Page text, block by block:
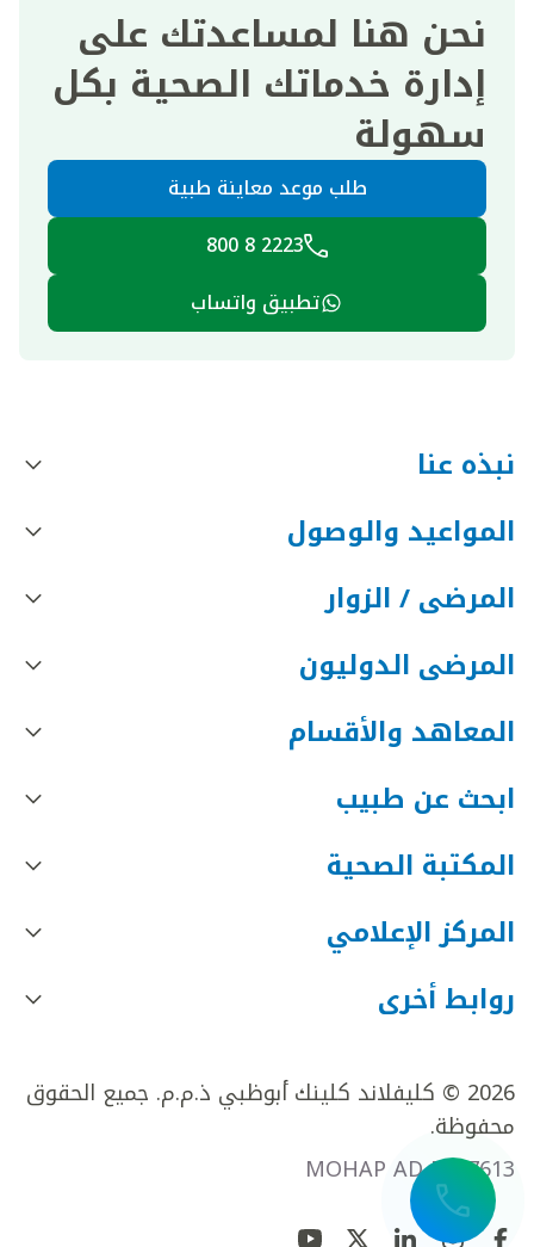
نحن هنا لمساعدتك على
إدارة خدماتك الصحية بكل
سهولة
طلب موعد معاينة طبية
2223 8 800
تطبيق واتساب
نبذه عنا
المواعيد والوصول
المرضى / الزوار
المرضى الدوليون
المعاهد والأقسام
ابحث عن طبيب
المكتبة الصحية
المركز الإعلامي
روابط أخرى
2026 © كليفلاند كلينك أبوظبي ذ.م.م. جميع الحقوق
محفوظة.
MOHAP AD FR27613